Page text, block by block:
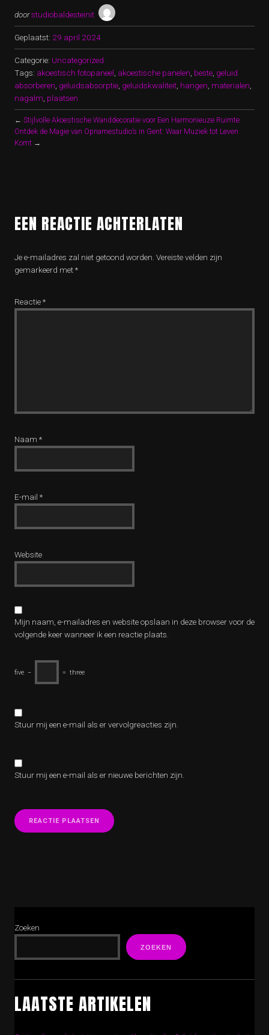
doorstudiobaldesteinit
Geplaatst: 29 april 2024
Categorie: Uncategorized
Tags: akoestisch fotopaneel akoestische panelen beste geluid
absorberen geluidsabsorptie geluidskwaliteit hangen materialen
nagalm plaatsen
← Stijlvolle Akoestische Wanddecoratie voor Een Harmonieuze Ruimte
Ontdek de Magie van Opnamestudio’s in Gent: Waar Muziek tot Leven
Komt →
EEN REACTIE ACHTERLATEN
Je e-mailadres zal niet getoond worden. Vereiste velden zijn
gemarkeerd met*
Reactie*
Naam *
E-mail *
Website
Mijn naam, e-mailadres en website opslaan in deze browser voor de
volgende keer wanneer ik een reactie plaats.
five − = three
Stuur mij een e-mail als er vervolgreacties zijn.
Stuur mij een e-mail als er nieuwe berichten zijn.
Zoeken
ZOEKEN
LAATSTE ARTIKELEN